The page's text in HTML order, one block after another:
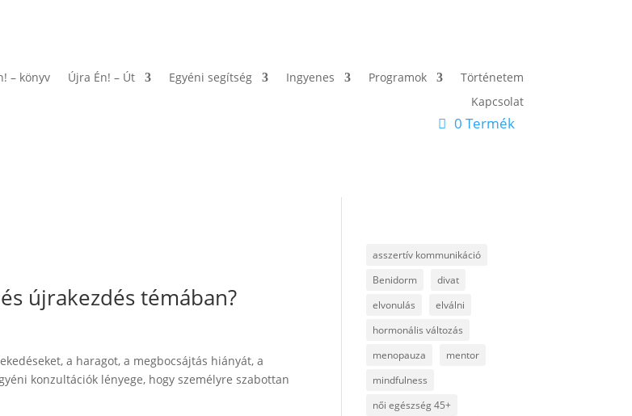
– könyv Újra Én! – Út Egyéni segítség Ingyenes Programok
Történetem
Kapcsolat
0 Termék
újrakezdés témában?
a haragot, a megbocsájtás hiányát, a
konzultációk lényege, hogy személyre szabottan
asszertív kommunikáció
Benidorm
divat
elvonulás
elválni
hormonális változás
menopauza
mentor
mindfulness
női egészség 45+